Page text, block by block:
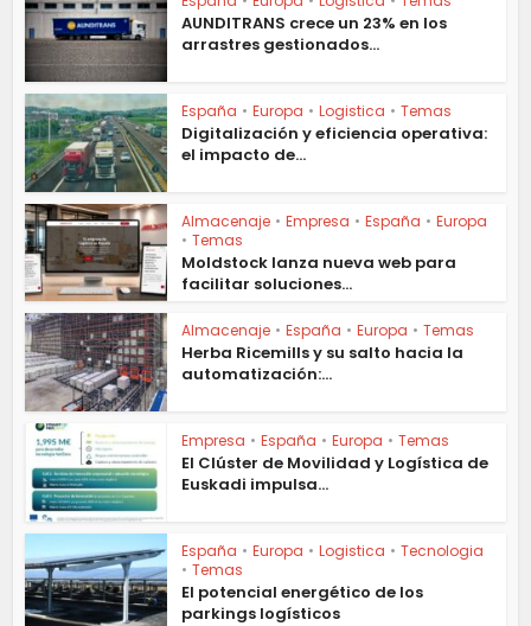
AUNDITRANS crece un 23% en los
arrastres gestionados...
España • Europa • Logistica • Temas
Digitalización y eficiencia operativa:
el impacto de...
Almacenaje • Empresa • España • Europa
• Temas
Moldstock lanza nueva web para
facilitar soluciones...
Almacenaje • España • Europa • Temas
Herba Ricemills y su salto hacia la
automatización:...
Empresa • España • Europa • Temas
El Clúster de Movilidad y Logística de
Euskadi impulsa...
España • Europa • Logistica • Tecnologia
• Temas
El potencial energético de los
parkings logísticos